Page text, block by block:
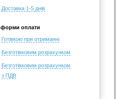
Доставка 1-5 днів
форми оплати
Готівкою при отриманні
Безготівковим розрахунком
Безготівковим розрахунком
з ПДВ